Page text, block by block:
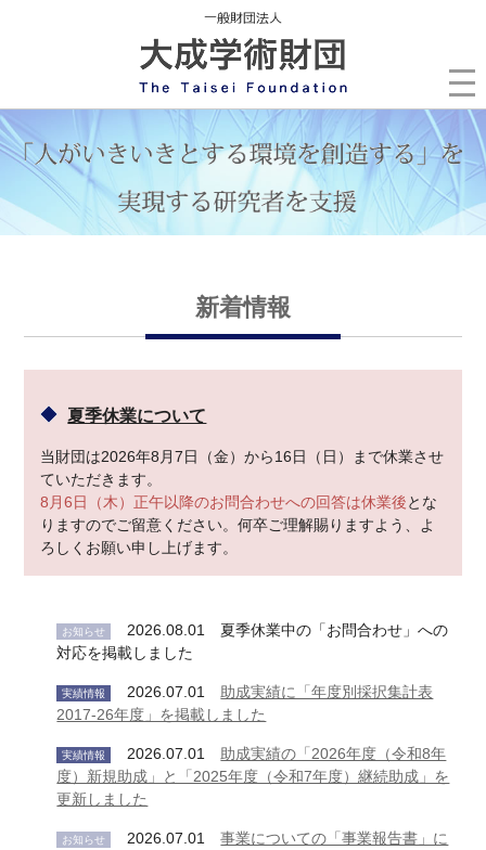
新着情報
夏季休業について
当財団は2026年8月7日（金）から16日（日）まで休業させ
ていただきます。
8月6日（木）正午以降のお問合わせへの回答は休業後とな
りますのでご留意ください。何卒ご理解賜りますよう、よ
ろしくお願い申し上げます。
お知らせ
2026.08.01 夏季休業中の「お問合わせ」への
対応を掲載しました
実績情報 2026.07.01 助成実績に「年度別採択集計表
2017-26年度」を掲載しました
実績情報 2026.07.01 助成実績の「2026年度（令和8年
度）新規助成」と「2025年度（令和7年度）継続助成」を
更新しました
お知らせ 2026.07.01事業についての「事業報告書」に